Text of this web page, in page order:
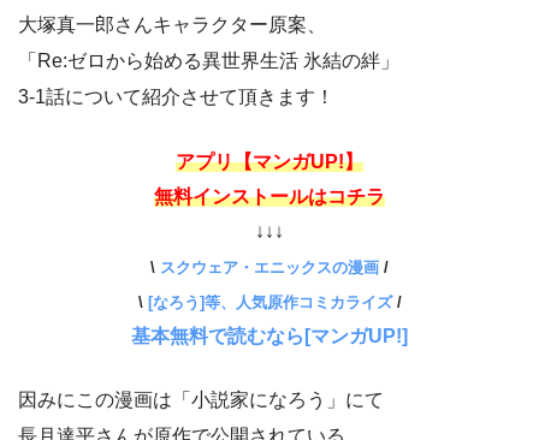
大塚真一郎さんキャラクター原案、
「Re:ゼロから始める異世界生活 氷結の絆」
3-1話について紹介させて頂きます！
アプリ【マンガUP!】
無料インストールはコチラ
↓↓↓
\ スクウェア・エニックスの漫画 /
\ [なろう]等、人気原作コミカライズ/
基本無料で読むなら[マンガUP!]
因みにこの漫画は「小説家になろう」にて
長月達平さんが原作で公開されている